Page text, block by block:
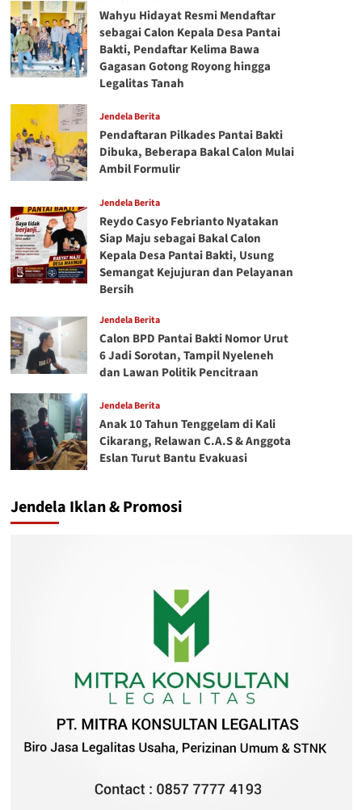
Wahyu Hidayat Resmi Mendaftar
sebagai Calon Kepala Desa Pantai
Bakti, Pendaftar Kelima Bawa
Gagasan Gotong Royong hingga
Legalitas Tanah
Jendela Berita
Pendaftaran Pilkades Pantai Bakti
Dibuka, Beberapa Bakal Calon Mulai
Ambil Formulir
Jendela Berita
Reydo Casyo Febrianto Nyatakan
Siap Maju sebagai Bakal Calon
Kepala Desa Pantai Bakti, Usung
Semangat Kejujuran dan Pelayanan
Bersih
Jendela Berita
Calon BPD Pantai Bakti Nomor Urut
6 Jadi Sorotan, Tampil Nyeleneh
dan Lawan Politik Pencitraan
Jendela Berita
Anak 10 Tahun Tenggelam di Kali
Cikarang, Relawan C.A.S & Anggota
Eslan Turut Bantu Evakuasi
Jendela Iklan & Promosi